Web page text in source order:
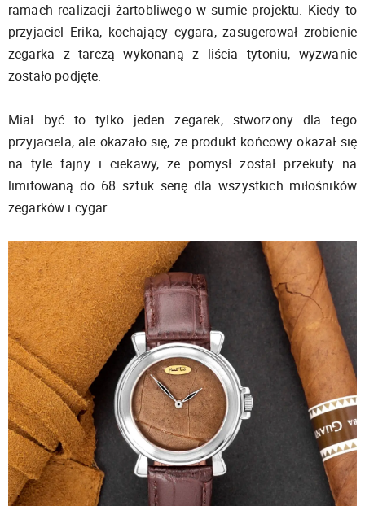
ramach realizacji żartobliwego w sumie projektu. Kiedy to
przyjaciel Erika, kochający cygara, zasugerował zrobienie
zegarka z tarczą wykonaną z liścia tytoniu, wyzwanie
zostało podjęte.
Miał być to tylko jeden zegarek, stworzony dla tego
przyjaciela, ale okazało się, że produkt końcowy okazał się
na tyle fajny i ciekawy, że pomysł został przekuty na
limitowaną do 68 sztuk serię dla wszystkich miłośników
zegarków i cygar.